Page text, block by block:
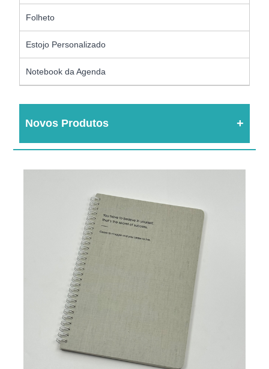
Folheto
Estojo Personalizado
Notebook da Agenda
Novos Produtos